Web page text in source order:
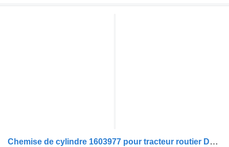
Chemise de cylindre 1603977 pour tracteur routier DAF XF105